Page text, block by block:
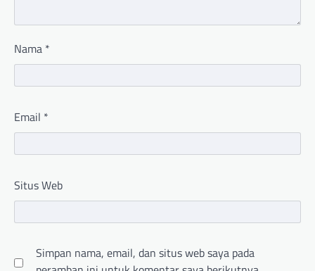
Nama *
Email *
Situs Web
Simpan nama, email, dan situs web saya pada